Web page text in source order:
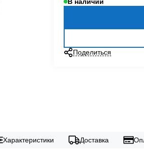
Поделиться
Характеристики Доставка